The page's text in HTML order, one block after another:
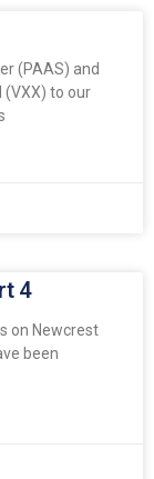
(PAAS) and
(VXX) to our
4
on Newcrest
been